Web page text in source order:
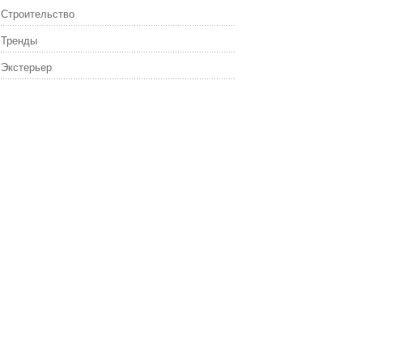
Строительство
Тренды
Экстерьер